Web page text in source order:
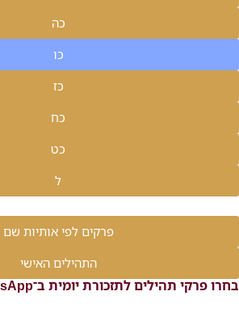
כה
כו
כז
כח
כט
ל
פרקים לפי אותיות שם
התהילים האישי
בחרו פרקי תהילים לתזכורת יומית ב־WhatsApp